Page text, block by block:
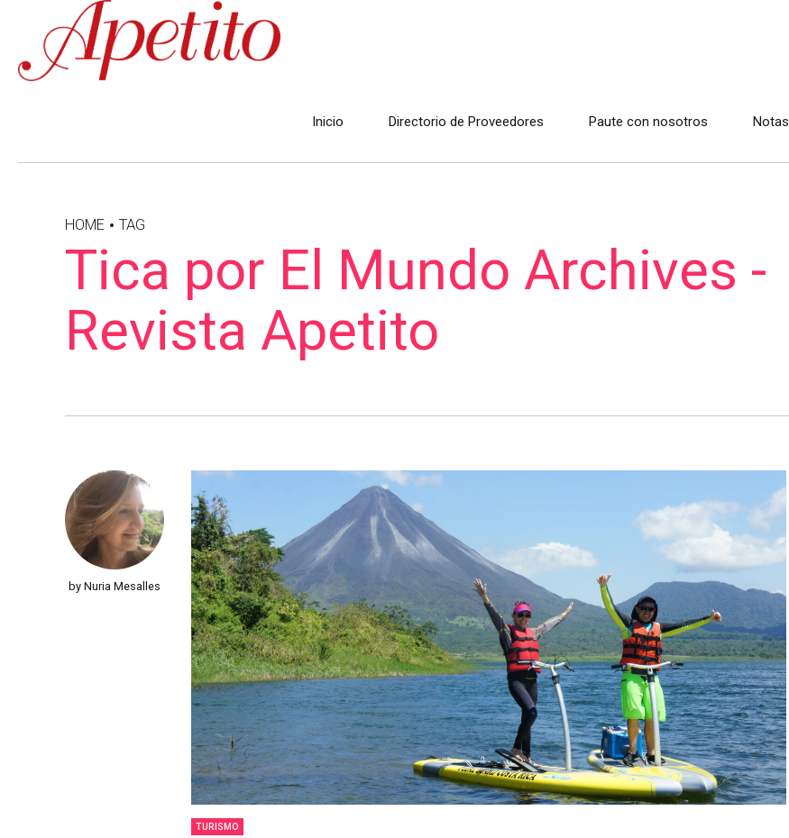
Inicio Directorio de Proveedores Paute con nosotros Notas
HOME TAG
Tica por El Mundo Archives -
Revista Apetito
by Nuria Mesalles
TURISMO